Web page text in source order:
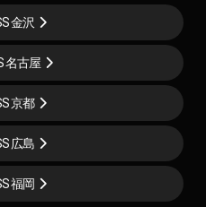
金沢
名古屋
京都
広島
福岡